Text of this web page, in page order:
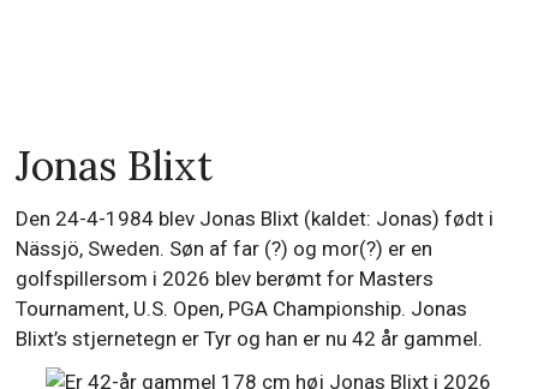
Jonas Blixt
Den 24-4-1984 blev Jonas Blixt (kaldet: Jonas) født i
Nässjö, Sweden. Søn af far (?) og mor(?) er en
golfspillersom i 2026 blev berømt for Masters
Tournament, U.S. Open, PGA Championship. Jonas
Blixt’s stjernetegn er Tyr og han er nu 42 år gammel.